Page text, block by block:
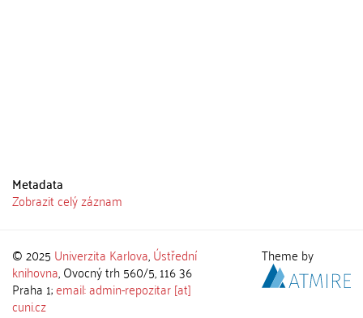
Metadata
Zobrazit celý záznam
© 2025 Univerzita Karlova,Ústřední
knihovna, Ovocný trh 560/5, 116 36
Praha 1;email: admin-repozitar [at]
cuni.cz
Theme by